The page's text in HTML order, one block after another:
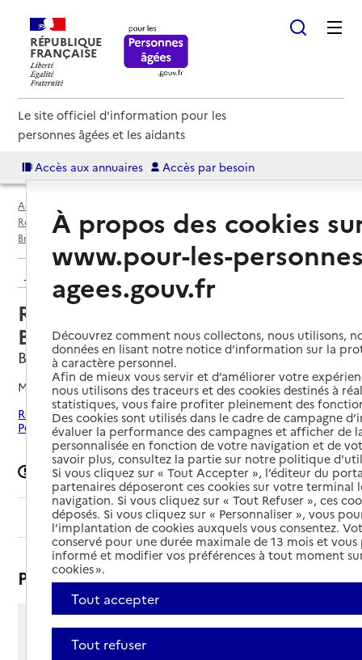
RÉPUBLIQUE
FRANÇAISE
Le site officiel d'information pour les
personnes âgées et les aidants
Accès aux annuaires Accès par besoin
Accueil
Résidences autonomie par département
Dordogne (24)
Brantôme en Périgord
Résidence autonomie de Brantome
Retour aux résultats de l'annuaire
Résidence autonomie de
Brantome
Brantôme en Périgord, DORDOGNE
Mis à jour le08/09/2024
Rechercher les établissements autour de Brantôme en
Périgord
Signaler une erreur
Sommaire
Présentation
Rue du Sabotier
24310 - Brantôme en Périgord
À propos des cookies
www.pour-les-
agees.gouv.fr
Découvrez comment nous collectons, nous utilisons,
données en lisant notre notice d’information sur la
à caractère personnel.
Afin de mieux vous servir et d’améliorer votre
nous utilisons des traceurs et des cookies destinés à
statistiques, vous faire profiter pleinement des
Des cookies sont utilisés dans le cadre de campagne
évaluer la performance des campagnes et afficher de
personnalisée en fonction de votre navigation et de
savoir plus, consultez la partie sur notre politique
Si vous cliquez sur « Tout Accepter », l’éditeur du
partenaires déposeront ces cookies sur votre terminal
navigation. Si vous cliquez sur « Tout Refuser », ces
déposés. Si vous cliquez sur « Personnaliser », vous
l’implantation de cookies auxquels vous consentez.
conservé pour une durée maximale de 13 mois et
informé et modifier vos préférences à tout moment
cookies ».
Tout accepter
Tout refuser